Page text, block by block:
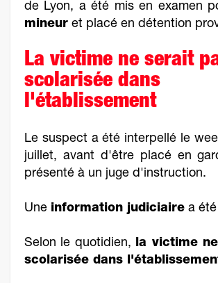
de Lyon, a été mis en examen
mineur et placé en détention
La victime ne serait
scolarisée dans
l'établissement
Le suspect a été interpellé le
juillet, avant d'être placé en
présenté à un juge d'instruction.
Une information judiciaire a
Selon le quotidien, la victime
scolarisée dans